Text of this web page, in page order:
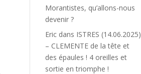
Morantistes, qu’allons-nous
devenir ?
Eric dans ISTRES (14.06.2025)
– CLEMENTE de la tête et
des épaules ! 4 oreilles et
sortie en triomphe !